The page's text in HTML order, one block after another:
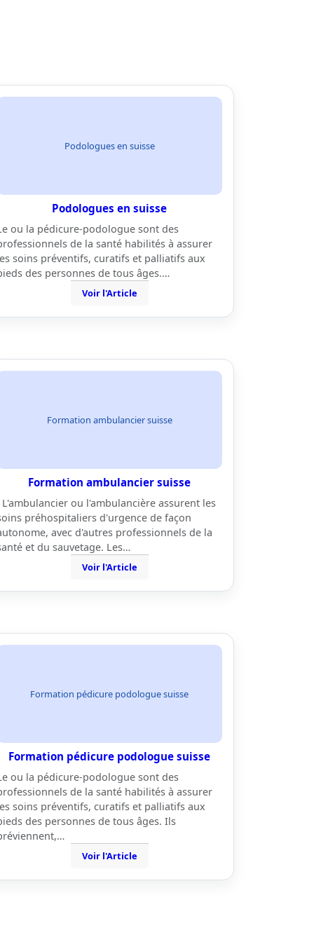
Podologues en suisse
Podologues en suisse
ou la pédicure-podologue sont des
de la santé habilités à assurer
soins préventifs, curatifs et palliatifs aux
des personnes de tous âges.…
Voir l'Article
Formation ambulancier suisse
Formation ambulancier suisse
L'ambulancier ou l'ambulancière assurent les
préhospitaliers d'urgence de façon
avec d'autres professionnels de la
et du sauvetage. Les…
Voir l'Article
Formation pédicure podologue suisse
Formation pédicure podologue suisse
ou la pédicure-podologue sont des
de la santé habilités à assurer
soins préventifs, curatifs et palliatifs aux
des personnes de tous âges. Ils
Voir l'Article